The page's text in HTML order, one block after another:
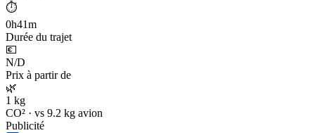
⏱️
0h41m
Durée du trajet
💶
N/D
Prix à partir de
🌿
1 kg
CO² · vs 9.2 kg avion
Publicité